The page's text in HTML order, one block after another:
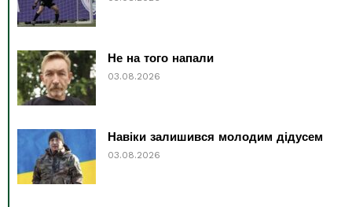
Не на того напали
03.08.2026
Навіки залишився молодим дідусем
03.08.2026